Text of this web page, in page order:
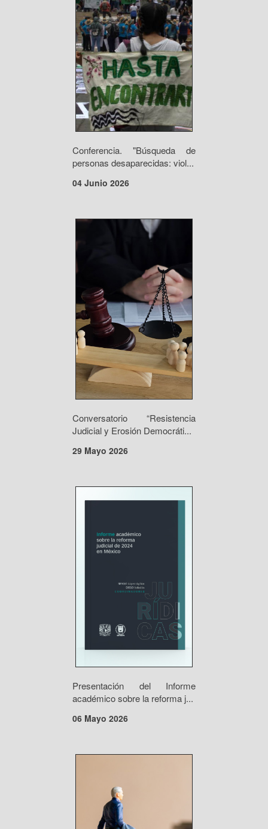
Conferencia. "Búsqueda de
personas desaparecidas: viol...
04 Junio 2026
Conversatorio “Resistencia
Judicial y Erosión Democráti...
29 Mayo 2026
Presentación del Informe
académico sobre la reforma j...
06 Mayo 2026